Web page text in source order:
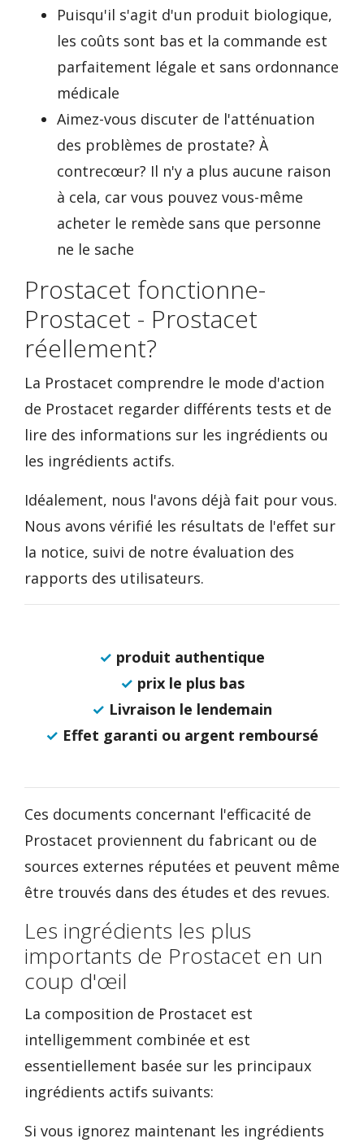
Puisqu'il s'agit d'un produit biologique,
les coûts sont bas et la commande est
parfaitement légale et sans ordonnance
médicale
Aimez-vous discuter de l'atténuation
des problèmes de prostate? À
contrecœur? Il n'y a plus aucune raison
à cela, car vous pouvez vous-même
acheter le remède sans que personne
ne le sache
Prostacet fonctionne-
Prostacet - Prostacet
réellement?
La Prostacet comprendre le mode d'action
de Prostacet regarder différents tests et de
lire des informations sur les ingrédients ou
les ingrédients actifs.
Idéalement, nous l'avons déjà fait pour vous.
Nous avons vérifié les résultats de l'effet sur
la notice, suivi de notre évaluation des
rapports des utilisateurs.
✓ produit authentique
✓ prix le plus bas
✓ Livraison le lendemain
✓ Effet garanti ou argent remboursé
Ces documents concernant l'efficacité de
Prostacet proviennent du fabricant ou de
sources externes réputées et peuvent même
être trouvés dans des études et des revues.
Les ingrédients les plus
importants de Prostacet en un
coup d'œil
La composition de Prostacet est
intelligemment combinée et est
essentiellement basée sur les principaux
ingrédients actifs suivants:
Si vous ignorez maintenant les ingrédients